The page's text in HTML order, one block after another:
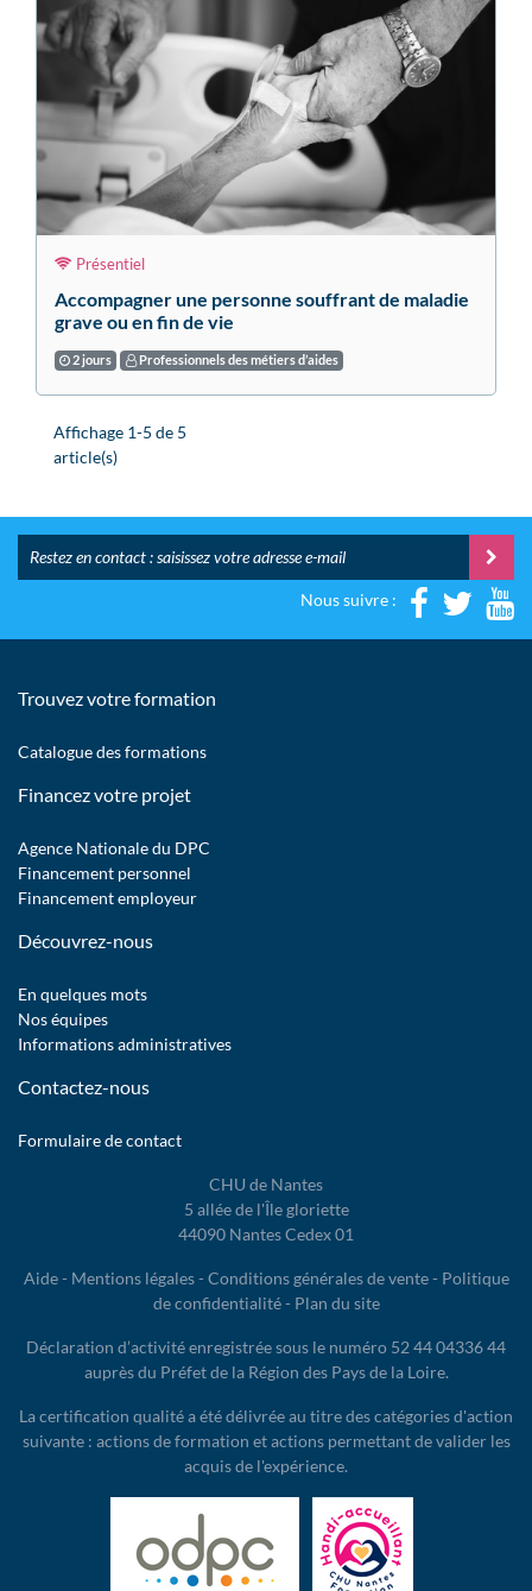
Présentiel
Accompagner une personne souffrant de maladie
grave ou en fin de vie
2 jours Professionnels des métiers d’aides
Affichage 1-5 de 5
article(s)
Nous suivre :
Trouvez votre formation
Catalogue des formations
Financez votre projet
Agence Nationale du DPC
Financement personnel
Financement employeur
Découvrez-nous
En quelques mots
Nos équipes
Informations administratives
Contactez-nous
Formulaire de contact
CHU de Nantes
5 allée de l'Île gloriette
44090 Nantes Cedex 01
Aide- Mentions légales- Conditions générales de vente- Politique
de confidentialité- Plan du site
Déclaration d’activité enregistrée sous le numéro 52 44 04336 44
auprès du Préfet de la Région des Pays de la Loire.
La certification qualité a été délivrée au titre des catégories d'action
suivante : actions de formation et actions permettant de valider les
acquis de l'expérience.